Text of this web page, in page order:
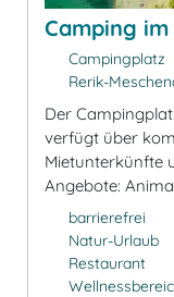
Camping
Campingplatz
Rerik-
Der
verfügt über
Mietunterkünfte
Angebote:
barrierefrei
Natur-Urlaub
Restaurant